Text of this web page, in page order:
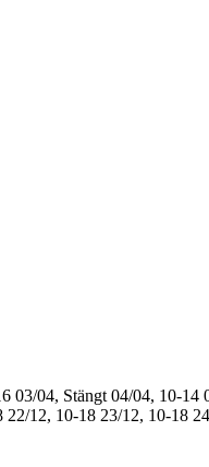
03/04, Stängt 04/04, 10-14
22/12, 10-18 23/12, 10-18